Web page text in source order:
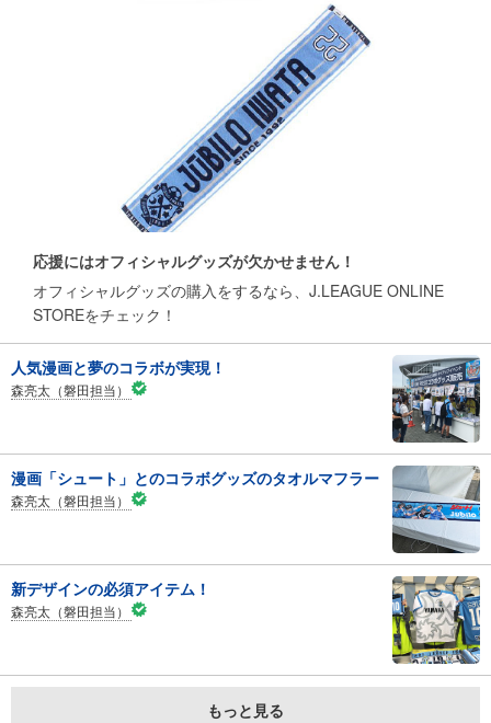
応援にはオフィシャルグッズが欠かせません！
オフィシャルグッズの購入をするなら、J.LEAGUE ONLINE
STOREをチェック！
人気漫画と夢のコラボが実現！
森亮太（磐田担当）
漫画「シュート」とのコラボグッズのタオルマフラー
森亮太（磐田担当）
新デザインの必須アイテム！
森亮太（磐田担当）
もっと見る